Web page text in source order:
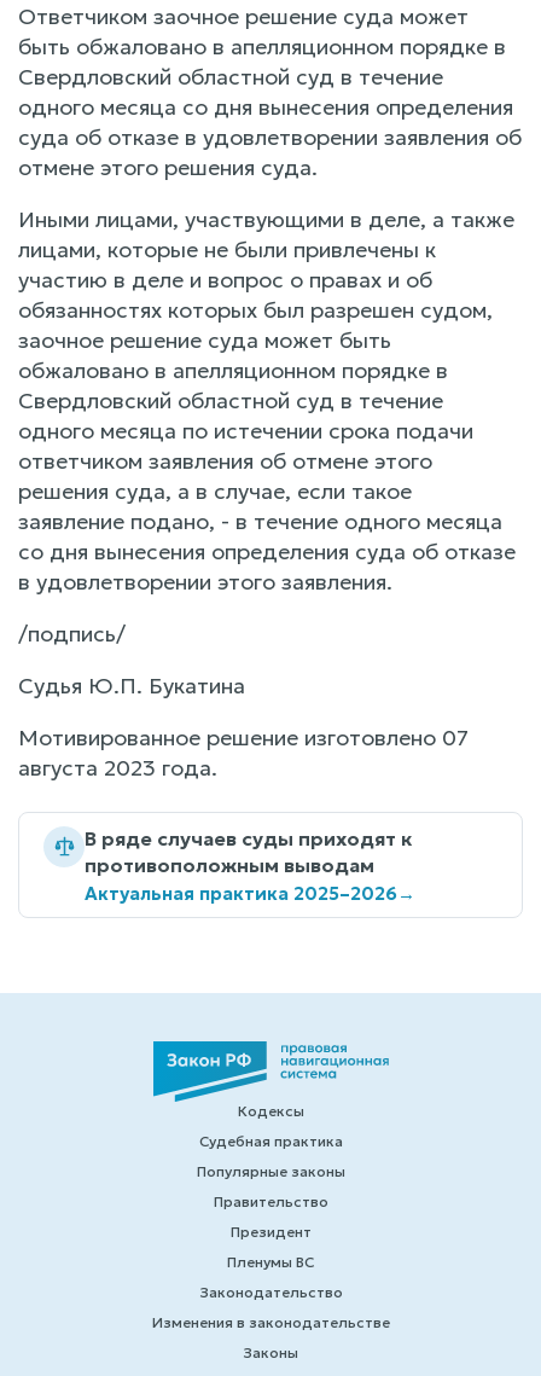
Ответчиком заочное решение суда может
быть обжаловано в апелляционном порядке в
Свердловский областной суд в течение
одного месяца со дня вынесения определения
суда об отказе в удовлетворении заявления об
отмене этого решения суда.
Иными лицами, участвующими в деле, а также
лицами, которые не были привлечены к
участию в деле и вопрос о правах и об
обязанностях которых был разрешен судом,
заочное решение суда может быть
обжаловано в апелляционном порядке в
Свердловский областной суд в течение
одного месяца по истечении срока подачи
ответчиком заявления об отмене этого
решения суда, а в случае, если такое
заявление подано, - в течение одного месяца
со дня вынесения определения суда об отказе
в удовлетворении этого заявления.
/подпись/
Судья Ю.П. Букатина
Мотивированное решение изготовлено 07
августа 2023 года.
В ряде случаев суды приходят к
противоположным выводам
Актуальная практика 2025–2026→
Кодексы
Судебная практика
Популярные законы
Правительство
Президент
Пленумы ВС
Законодательство
Изменения в законодательстве
Законы